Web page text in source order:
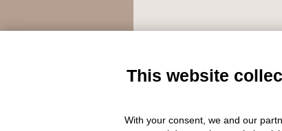
Piazza
This website
With your consent, we and our